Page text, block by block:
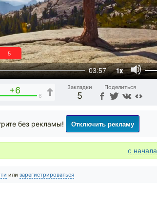
03:57 1x
5
+6
6
Закладки
5
Поделиться
без рекламы! Отключить рекламу
с начала
или зарегистрироваться